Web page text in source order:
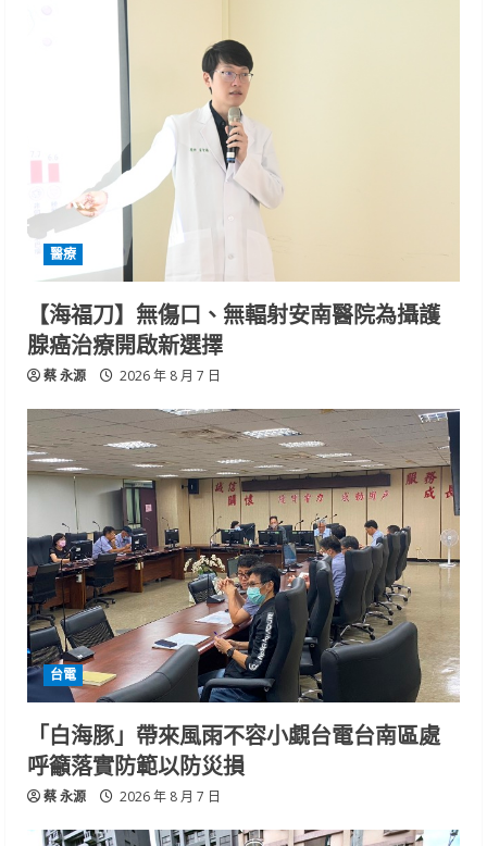
醫療
【海福刀】無傷口、無輻射安南醫院為攝護
腺癌治療開啟新選擇
蔡 永源 2026 年 8 月 7 日
台電
「白海豚」帶來風雨不容小覷台電台南區處
呼籲落實防範以防災損
蔡 永源 2026 年 8 月 7 日